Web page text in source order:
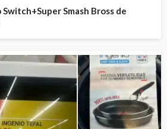
Smash Bross de